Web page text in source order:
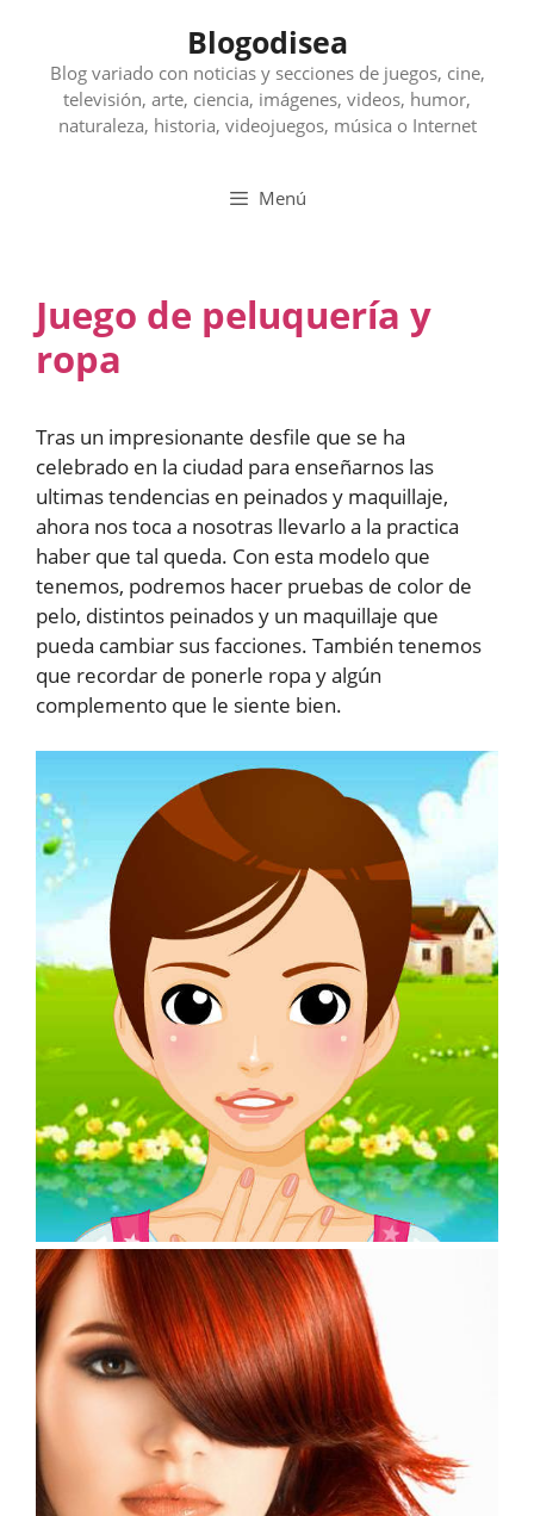
contenido
Blogodisea
Blog variado con noticias y secciones de juegos, cine,
televisión, arte, ciencia, imágenes, videos, humor,
naturaleza, historia, videojuegos, música o Internet
Menú
Juego de peluquería y
ropa
Tras un impresionante desfile que se ha
celebrado en la ciudad para enseñarnos las
ultimas tendencias en peinados y maquillaje,
ahora nos toca a nosotras llevarlo a la practica
haber que tal queda. Con esta modelo que
tenemos, podremos hacer pruebas de color de
pelo, distintos peinados y un maquillaje que
pueda cambiar sus facciones. También tenemos
que recordar de ponerle ropa y algún
complemento que le siente bien.